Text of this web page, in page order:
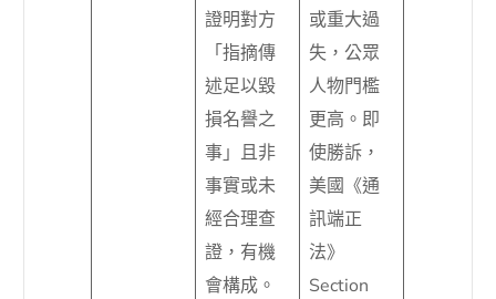
證明對方
「指摘傳
述足以毀
損名譽之
事」且非
事實或未
經合理查
證，有機
會構成。
或重大過
失，公眾
人物門檻
更高。即
使勝訴，
美國《通
訊端正
法》
Section